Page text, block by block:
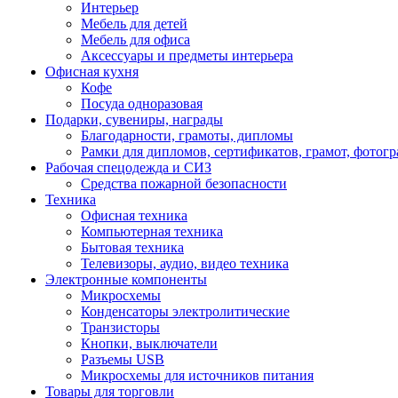
Интерьер
Мебель для детей
Мебель для офиса
Аксессуары и предметы интерьера
Офисная кухня
Кофе
Посуда одноразовая
Подарки, сувениры, награды
Благодарности, грамоты, дипломы
Рамки для дипломов, сертификатов, грамот,
Рабочая спецодежда и СИЗ
Средства пожарной безопасности
Техника
Офисная техника
Компьютерная техника
Бытовая техника
Телевизоры, аудио, видео техника
Электронные компоненты
Микросхемы
Конденсаторы электролитические
Транзисторы
Кнопки, выключатели
Разъемы USB
Микросхемы для источников питания
Товары для торговли